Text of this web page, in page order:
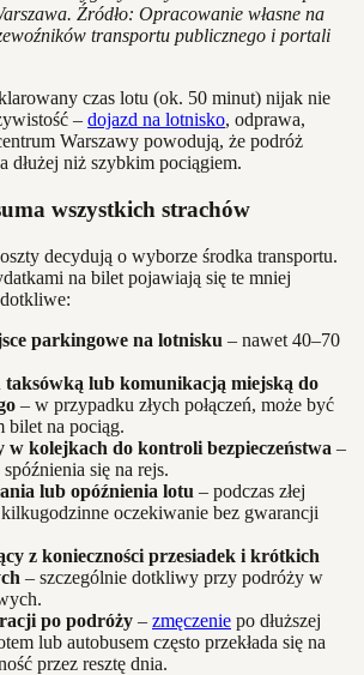
Źródło: Opracowanie własne na
transportu publicznego i portali
czas lotu (ok. 50 minut) nijak nie
– dojazd na lotnisko, odprawa,
Warszawy powodują, że podróż
dłużej niż szybkim pociągiem.
wszystkich strachów
decydują o wyborze środka transportu.
na bilet pojawiają się te mniej
parkingowe na lotnisku – nawet 40–70
taksówką lub komunikacją miejską do
– w przypadku złych połączeń, może być
bilet na pociąg.
w kolejkach do kontroli bezpieczeństwa –
się na rejs.
lub opóźnienia lotu – podczas złej
oczekiwanie bez gwarancji
z konieczności przesiadek i krótkich
– szczególnie dotkliwy przy podróży w
po podróży – zmęczenie po dłuższej
lub autobusem często przekłada się na
przez resztę dnia.